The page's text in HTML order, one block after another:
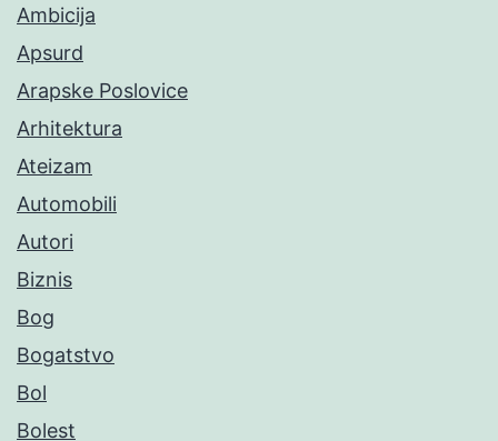
Ambicija
Apsurd
Arapske Poslovice
Arhitektura
Ateizam
Automobili
Autori
Biznis
Bog
Bogatstvo
Bol
Bolest